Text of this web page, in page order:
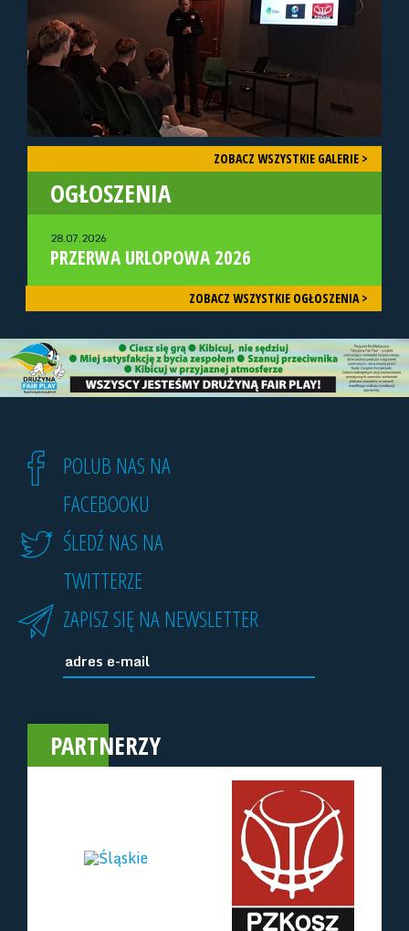
ZOBACZ WSZYSTKIE GALERIE >
OGŁOSZENIA
28.07.2026
PRZERWA URLOPOWA 2026
ZOBACZ WSZYSTKIE OGŁOSZENIA >
POLUB NAS NA
FACEBOOKU
ŚLEDŹ NAS NA
TWITTERZE
ZAPISZ SIĘ NA NEWSLETTER
PARTNERZY